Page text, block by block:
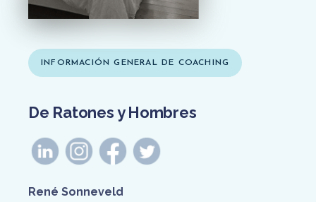
INFORMACIÓN GENERAL DE COACHING
De Ratones y Hombres
René Sonneveld